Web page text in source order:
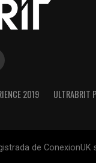
2019 ULTRABRIT
de ConexionUK